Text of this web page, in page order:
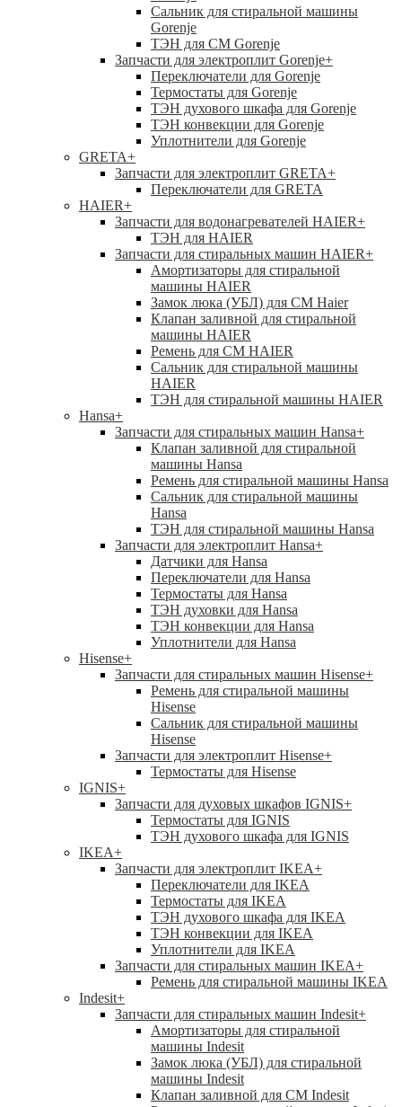
Сальник для стиральной машины
Gorenje
ТЭН для СМ Gorenje
Запчасти для электроплит Gorenje+
Переключатели для Gorenje
Термостаты для Gorenje
ТЭН духового шкафа для Gorenje
ТЭН конвекции для Gorenje
Уплотнители для Gorenje
GRETA+
Запчасти для электроплит GRETA+
Переключатели для GRETA
HAIER+
Запчасти для водонагревателей HAIER+
ТЭН для HAIER
Запчасти для стиральных машин HAIER+
Амортизаторы для стиральной
машины HAIER
Замок люка (УБЛ) для СМ Haier
Клапан заливной для стиральной
машины HAIER
Ремень для СМ HAIER
Сальник для стиральной машины
HAIER
ТЭН для стиральной машины HAIER
Hansa+
Запчасти для стиральных машин Hansa+
Клапан заливной для стиральной
машины Hansa
Ремень для стиральной машины Hansa
Сальник для стиральной машины
Hansa
ТЭН для стиральной машины Hansa
Запчасти для электроплит Hansa+
Датчики для Hansa
Переключатели для Hansa
Термостаты для Hansa
ТЭН духовки для Hansa
ТЭН конвекции для Hansa
Уплотнители для Hansa
Hisense+
Запчасти для стиральных машин Hisense+
Ремень для стиральной машины
Hisense
Сальник для стиральной машины
Hisense
Запчасти для электроплит Hisense+
Термостаты для Hisense
IGNIS+
Запчасти для духовых шкафов IGNIS+
Термостаты для IGNIS
ТЭН духового шкафа для IGNIS
IKEA+
Запчасти для электроплит IKEA+
Переключатели для IKEA
Термостаты для IKEA
ТЭН духового шкафа для IKEA
ТЭН конвекции для IKEA
Уплотнители для IKEA
Запчасти для стиральных машин IKEA+
Ремень для стиральной машины IKEA
Indesit+
Запчасти для стиральных машин Indesit+
Амортизаторы для стиральной
машины Indesit
Замок люка (УБЛ) для стиральной
машины Indesit
Клапан заливной для СМ Indesit